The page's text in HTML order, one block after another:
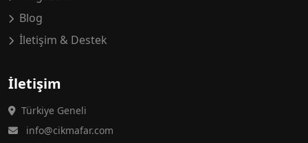
Blog
İletişim & Destek
İletişim
Türkiye Geneli
info@cikmafar.com